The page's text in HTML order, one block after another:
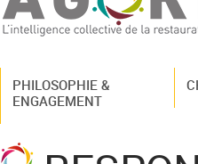
PHILOSOPHIE &
ENGAGEMENT